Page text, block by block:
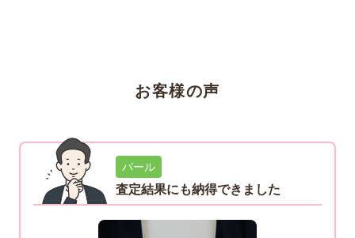
お客様の声
パール
査定結果にも納得できました